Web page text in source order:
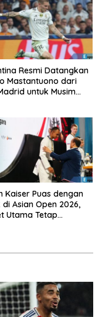
Resmi Datangkan
Mastantuono dari
untuk Musim
Kaiser Puas dengan
di Asian Open 2026,
Utama Tetap